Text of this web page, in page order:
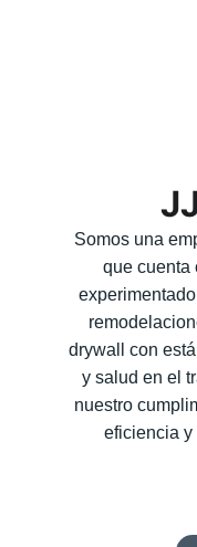
Somos una
que cuenta
drywall con
y salud en el
nuestro
eficiencia y